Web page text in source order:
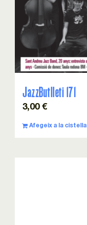
JazzButlleti 171
3,00 €
Afegeix a la cistella